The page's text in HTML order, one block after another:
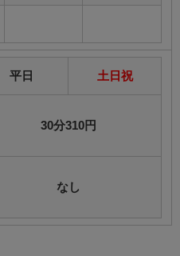
平日 土日祝
30分310円
なし